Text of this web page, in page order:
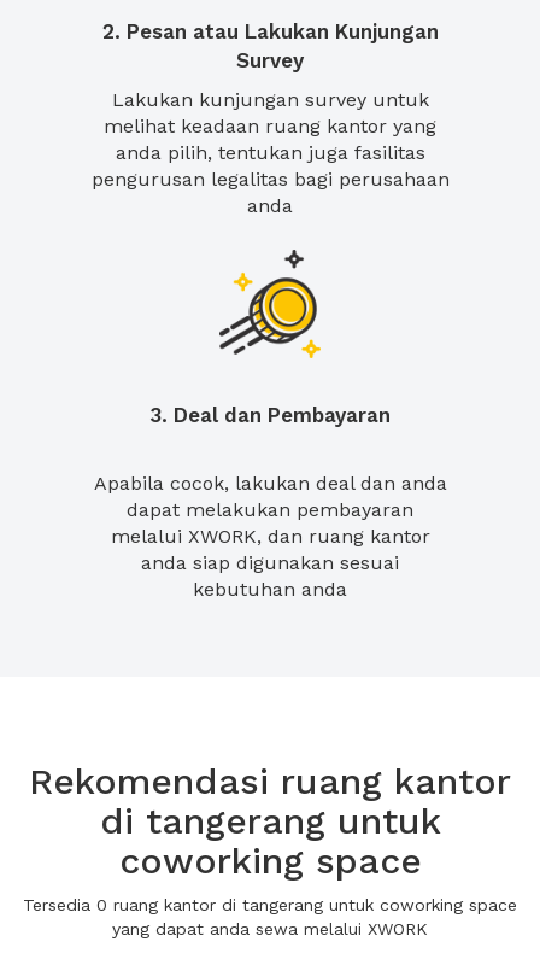
2. Pesan atau Lakukan Kunjungan
Survey
Lakukan kunjungan survey untuk
melihat keadaan ruang kantor yang
anda pilih, tentukan juga fasilitas
pengurusan legalitas bagi perusahaan
anda
3. Deal dan Pembayaran
Apabila cocok, lakukan deal dan anda
dapat melakukan pembayaran
melalui XWORK, dan ruang kantor
anda siap digunakan sesuai
kebutuhan anda
Rekomendasi ruang kantor
di tangerang untuk
coworking space
Tersedia 0 ruang kantor di tangerang untuk coworking space
yang dapat anda sewa melalui XWORK